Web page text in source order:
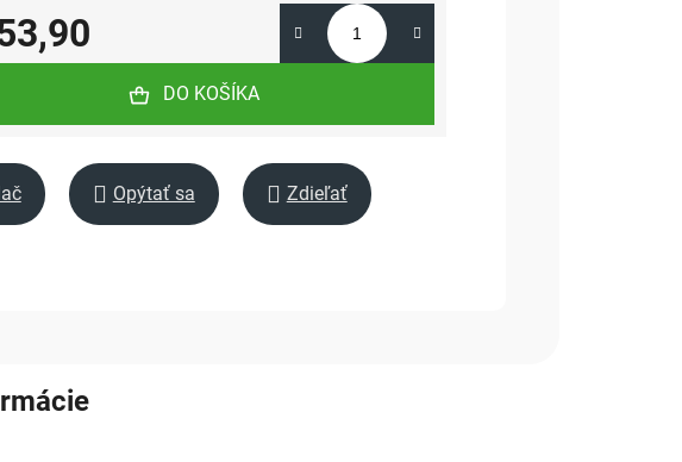
cena:
DO KOŠÍKA
Opýtať sa Zdieľať